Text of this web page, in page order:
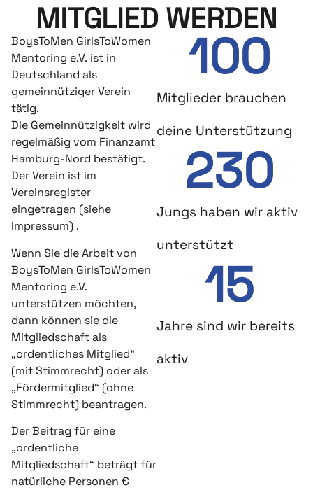
MITGLIED WERDEN
BoysToMen GirlsToWomen
Mentoring e.V. ist in
Deutschland als
gemeinnütziger Verein
tätig.
Die Gemeinnützigkeit wird
regelmäßig vom Finanzamt
Hamburg-Nord bestätigt.
Der Verein ist im
Vereinsregister
eingetragen (siehe
Impressum) .
Wenn Sie die Arbeit von
BoysToMen GirlsToWomen
Mentoring e.V.
unterstützen möchten,
dann können sie die
Mitgliedschaft als
„ordentliches Mitglied“
(mit Stimmrecht) oder als
„Fördermitglied“ (ohne
Stimmrecht) beantragen.
Der Beitrag für eine
„ordentliche
Mitgliedschaft“ beträgt für
natürliche Personen €
Mitglieder brauchen
deine Unterstützung
100
Jungs haben wir aktiv
unterstützt
230
Jahre sind wir bereits
aktiv
15